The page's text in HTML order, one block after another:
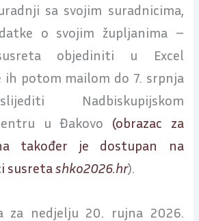
sa svojim suradnicima,
o svojim župljanima –
objediniti u Excel
ih potom mailom do 7. srpnja
Nadbiskupijskom
u Đakovo (obrazac za
također je dostupan na
susretashko2026.hr).
za nedjelju 20. rujna 2026.